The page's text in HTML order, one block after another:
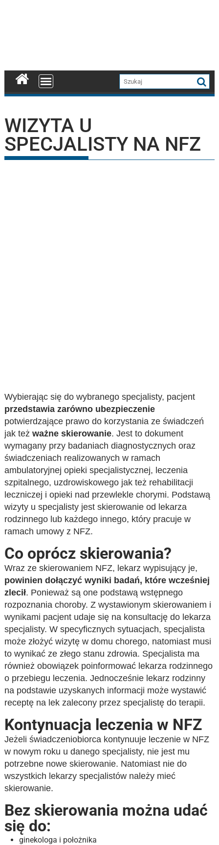
WIZYTA U
SPECJALISTY NA NFZ
Wybierając się do wybranego specjalisty, pacjent
przedstawia zarówno ubezpieczenie
potwierdzające prawo do korzystania ze świadczeń
jak teżważne skierowanie. Jest to dokument
wymagany przy badaniach diagnostycznych oraz
świadczeniach realizowanych w ramach
ambulatoryjnej opieki specjalistycznej, leczenia
szpitalnego, uzdrowiskowego jak też rehabilitacji
leczniczej i opieki nad przewlekle chorymi. Podstawą
wizyty u specjalisty jest skierowanie od lekarza
rodzinnego lub każdego innego, który pracuje w
ramach umowy z NFZ.
Co oprócz skierowania?
Wraz ze skierowaniem NFZ, lekarz wypisujący je,
powinien dołączyć wyniki badań, które wcześniej
zlecił. Ponieważ są one podstawą wstępnego
rozpoznania choroby. Z wystawionym skierowaniem i
wynikami pacjent udaje się na konsultację do lekarza
specjalisty. W specyficznych sytuacjach, specjalista
może złożyć wizytę w domu chorego, natomiast musi
to wynikać ze złego stanu zdrowia. Specjalista ma
również obowiązek poinformować lekarza rodzinnego
o przebiegu leczenia. Jednocześnie lekarz rodzinny
na podstawie uzyskanych informacji może wystawić
receptę na lek zalecony przez specjalistę do terapii.
Kontynuacja leczenia w NFZ
Jeżeli świadczeniobiorca kontynuuje leczenie w NFZ
w nowym roku u danego specjalisty, nie jest mu
potrzebne nowe skierowanie. Natomiast nie do
wszystkich lekarzy specjalistów należy mieć
skierowanie.
Bez skierowania można udać
się do:
ginekologa i położnika